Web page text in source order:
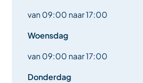
van 09:00 naar 17:00
Woensdag
van 09:00 naar 17:00
Donderdag